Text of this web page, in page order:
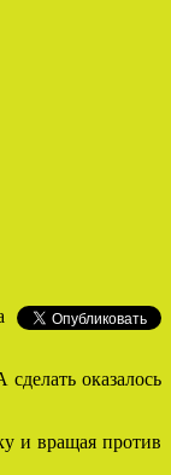
оказалось
и вращая против